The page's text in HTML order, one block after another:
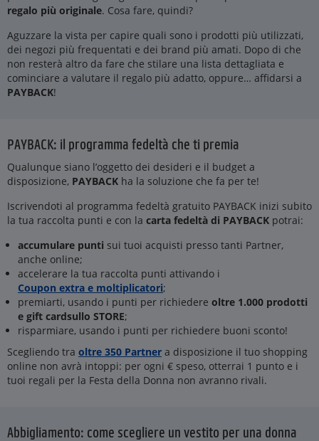
regalo più originale. Cosa fare, quindi?
Aguzzare la vista per capire quali sono i prodotti più utilizzati,
dei negozi più frequentati e dei brand più amati. Dopo di che
non resterà altro da fare che stilare una lista dettagliata e
cominciare a valutare il regalo più adatto, oppure… affidarsi a
PAYBACK!
PAYBACK: il programma fedeltà che ti premia
Qualunque siano l’oggetto dei desideri e il budget a
disposizione, PAYBACK ha la soluzione che fa per te!
Iscrivendoti al programma fedeltà gratuito PAYBACK inizi subito
la tua raccolta punti e con la carta fedeltà di PAYBACK potrai:
accumulare punti sui tuoi acquisti presso tanti Partner,
anche online;
accelerare la tua raccolta punti attivando i
Coupon extra e moltiplicatori;
premiarti, usando i punti per richiedere oltre 1.000 prodotti
e gift cardsullo STORE;
risparmiare, usando i punti per richiedere buoni sconto!
Scegliendo tra oltre 350 Partner a disposizione il tuo shopping
online non avrà intoppi: per ogni € speso, otterrai 1 punto e i
tuoi regali per la Festa della Donna non avranno rivali.
Abbigliamento: come scegliere un vestito per una donna